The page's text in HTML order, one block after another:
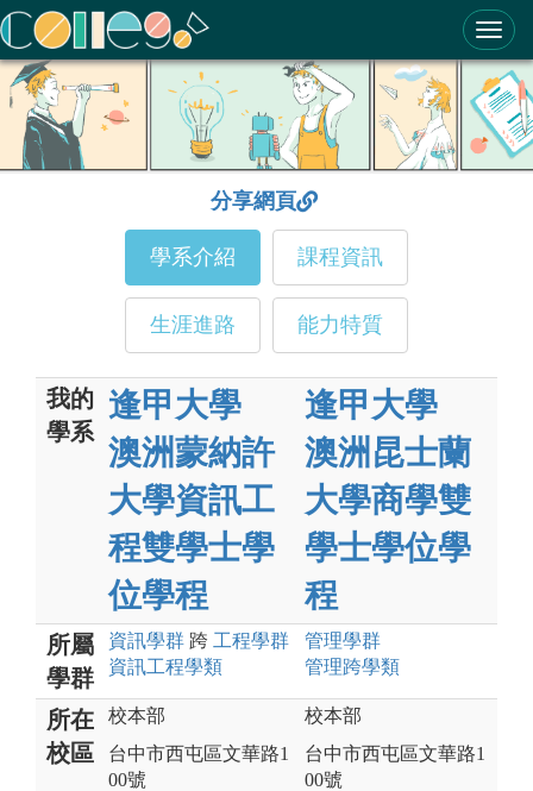
ColleGo! 大學選才與高中育才輔助系統
分享網頁
學系介紹 課程資訊
生涯進路 能力特質
我的
學系
逢甲大學
澳洲蒙納許
大學資訊工
程雙學士學
位學程
逢甲大學
澳洲昆士蘭
大學商學雙
學士學位學
程
所屬
學群
資訊學群 跨 工程學群
資訊工程學類
管理學群
管理跨學類
所在
校區
校本部
台中市西屯區文華路1
00號
校本部
台中市西屯區文華路1
00號